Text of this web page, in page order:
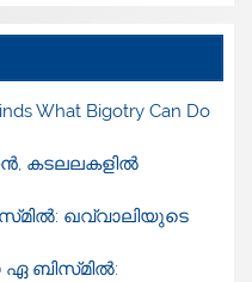
What Bigotry Can Do
കടലലകളിൽ
ഖവ്വാലിയുടെ
ഏ ബിസ്‌മിൽ: